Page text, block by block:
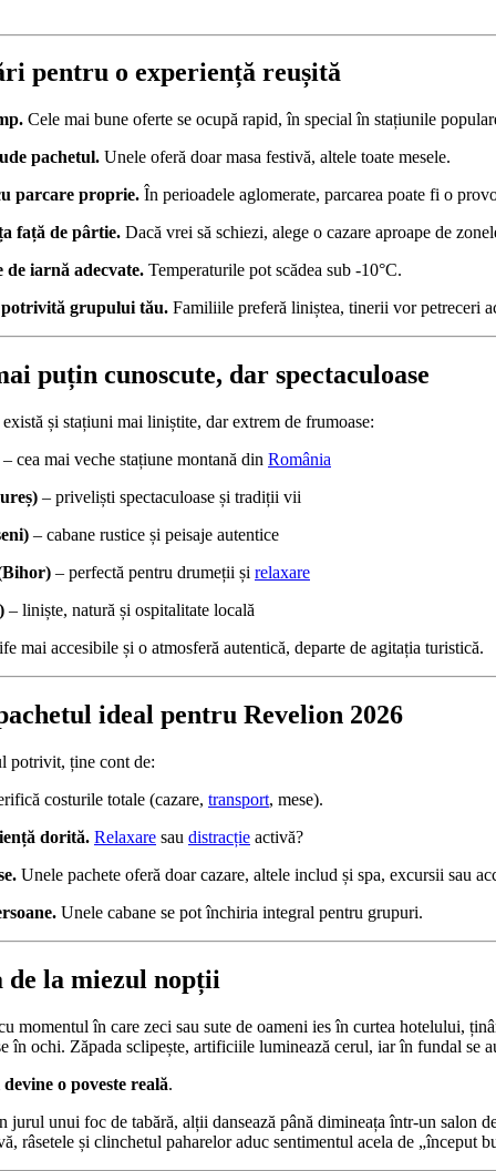
pentru o experiență reușită
Cele mai bune oferte se ocupă rapid, în special în stațiunile
pachetul. Unele oferă doar masa festivă, altele toate mesele.
parcare proprie. În perioadele aglomerate, parcarea poate fi o
față de pârtie. Dacă vrei să schiezi, alege o cazare aproape de
de iarnă adecvate. Temperaturile pot scădea sub -10°C.
potrivită grupului tău. Familiile preferă liniștea, tinerii vor petreceri
puțin cunoscute, dar spectaculoase
și stațiuni mai liniștite, dar extrem de frumoase:
– cea mai veche stațiune montană din România
– priveliști spectaculoase și tradiții vii
– cabane rustice și peisaje autentice
– perfectă pentru drumeții și relaxare
) – liniște, natură și ospitalitate locală
mai accesibile și o atmosferă autentică, departe de agitația turistică.
ideal pentru Revelion 2026
potrivit, ține cont de:
costurile totale (cazare, transport, mese).
dorită. Relaxare sau distracție activă?
Unele pachete oferă doar cazare, altele includ și spa, excursii sau
Unele cabane se pot închiria integral pentru grupuri.
de la miezul nopții
momentul în care zeci sau sute de oameni ies în curtea hotelului,
în ochi. Zăpada sclipește, artificiile luminează cerul, iar în fundal se
o poveste reală.
jurul unui foc de tabără, alții dansează până dimineața într-un salon
râsetele și clinchetul paharelor aduc sentimentul acela de „început